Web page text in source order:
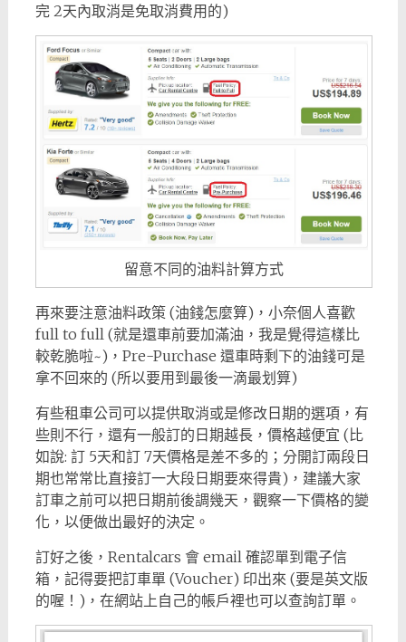
完 2天內取消是免取消費用的)
留意不同的油料計算方式
再來要注意油料政策 (油錢怎麼算)，小奈個人喜歡
full to full (就是還車前要加滿油，我是覺得這樣比
較乾脆啦~)，Pre-Purchase 還車時剩下的油錢可是
拿不回來的 (所以要用到最後一滴最划算)
有些租車公司可以提供取消或是修改日期的選項，有
些則不行，還有一般訂的日期越長，價格越便宜 (比
如說: 訂 5天和訂 7天價格是差不多的；分開訂兩段日
期也常常比直接訂一大段日期要來得貴)，建議大家
訂車之前可以把日期前後調幾天，觀察一下價格的變
化，以便做出最好的決定。
訂好之後，Rentalcars 會 email 確認單到電子信
箱，記得要把訂車單 (Voucher) 印出來 (要是英文版
的喔！)，在網站上自己的帳戶裡也可以查詢訂單。